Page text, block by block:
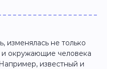
изменялась не только
окружающие человека
известный и